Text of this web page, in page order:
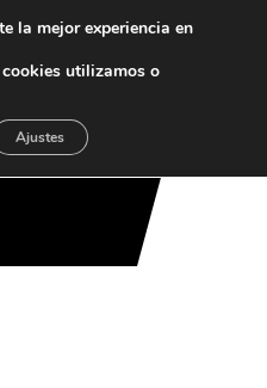
la mejor experiencia en
cookies utilizamos o
Ajustes